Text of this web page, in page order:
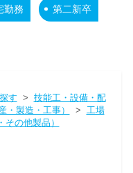
勤務 第二新卒
す > 技能工・設備・配
・製造・工事） > 工場
の他製品）